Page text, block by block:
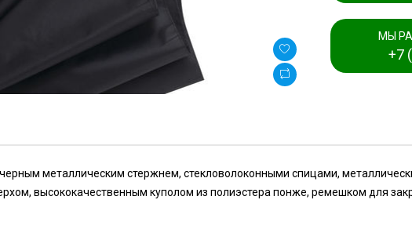
МЫ
+7
металлическим стержнем, стекловолоконными спицами,
высококачественным куполом из полиэстера понже, ремешком для